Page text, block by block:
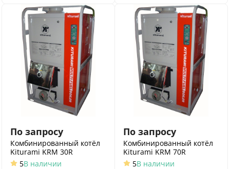
По запросу
Комбинированный котёл
Kiturami KRM 30R
5В наличии
По запросу
Комбинированный котёл
Kiturami KRM 70R
5В наличии